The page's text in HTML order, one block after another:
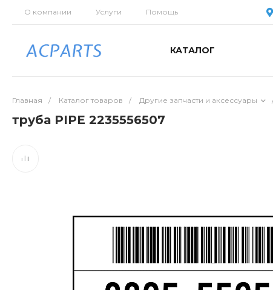
О компании Услуги Помощь
КАТАЛОГ
Главная / Каталог товаров / Другие запчасти и аксессуары
труба PIPE 2235556507